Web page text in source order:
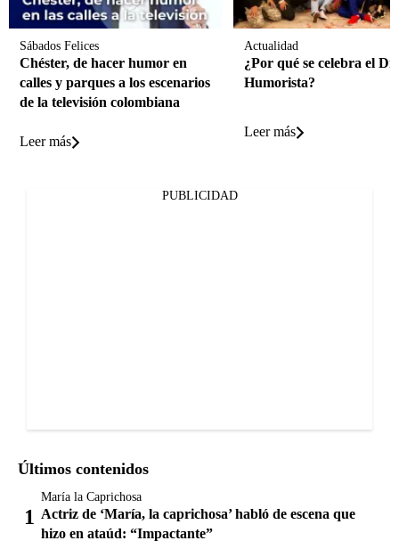
Sábados Felices
Chéster, de hacer humor en
calles y parques a los escenarios
de la televisión colombiana
Leer más
Actualidad
¿Por qué se celebra el
Humorista?
Leer más
PUBLICIDAD
Últimos contenidos
María la Caprichosa
Actriz de ‘María, la caprichosa’ habló de escena que
hizo en ataúd: “Impactante”